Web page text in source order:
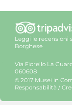
Leggi le recensioni
Borghese
Via Fiorello La
060608
© 2017 Musei in
Responsabilità /